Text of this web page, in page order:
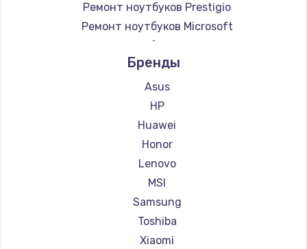
Ремонт ноутбуков Prestigio
Ремонт ноутбуков Microsoft
Ремонт ноутбуков Alienware
Ремонт ноутбуков Aquarius
Ремонт ноутбуков Gigabyte
Ремонт ноутбуков Aorus
Ремонт ноутбуков Maibenben
Ремонт ноутбуков Getac
Ремонт ноутбуков Epson
Ремонт ноутбуков Philips
Ремонт ноутбуков LG
Ремонт ноутбуков Panasonic
Ремонт ноутбуков Irbis
Бренды
Asus
HP
Huawei
Honor
Lenovo
MSI
Samsung
Toshiba
Xiaomi